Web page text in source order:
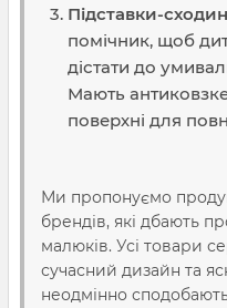
Підставки-
помічник, щоб
дістати до
Мають
поверхні для
Ми пропонуємо
брендів, які дбають
малюків. Усі товари
сучасний дизайн та
неодмінно